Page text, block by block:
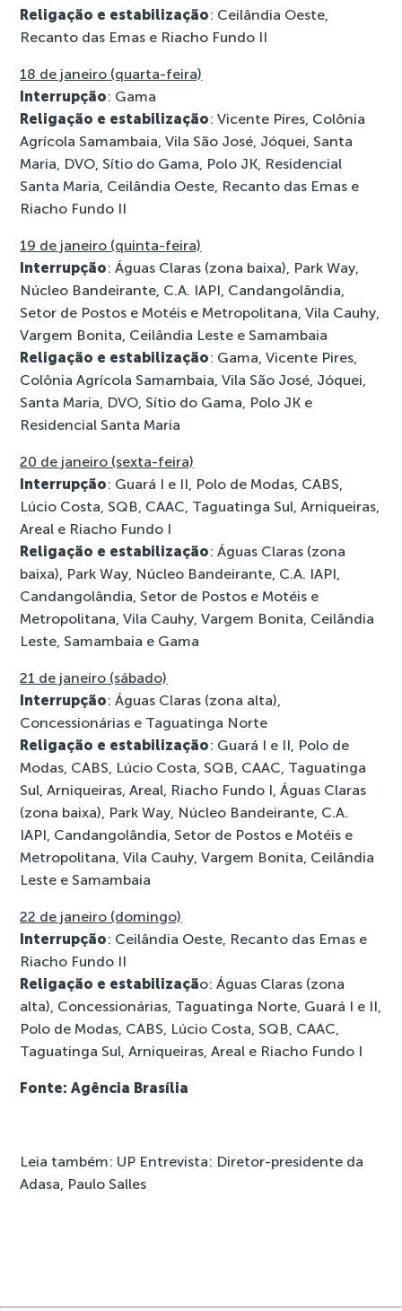
Religação e estabilização: Ceilândia Oeste,
Recanto das Emas e Riacho Fundo II
18 de janeiro (quarta-feira)
Interrupção: Gama
Religação e estabilização: Vicente Pires, Colônia
Agrícola Samambaia, Vila São José, Jóquei, Santa
Maria, DVO, Sítio do Gama, Polo JK, Residencial
Santa Maria, Ceilândia Oeste, Recanto das Emas e
Riacho Fundo II
19 de janeiro (quinta-feira)
Interrupção: Águas Claras (zona baixa), Park Way,
Núcleo Bandeirante, C.A. IAPI, Candangolândia,
Setor de Postos e Motéis e Metropolitana, Vila Cauhy,
Vargem Bonita, Ceilândia Leste e Samambaia
Religação e estabilização: Gama, Vicente Pires,
Colônia Agrícola Samambaia, Vila São José, Jóquei,
Santa Maria, DVO, Sítio do Gama, Polo JK e
Residencial Santa Maria
20 de janeiro (sexta-feira)
Interrupção: Guará I e II, Polo de Modas, CABS,
Lúcio Costa, SQB, CAAC, Taguatinga Sul, Arniqueiras,
Areal e Riacho Fundo I
Religação e estabilização: Águas Claras (zona
baixa), Park Way, Núcleo Bandeirante, C.A. IAPI,
Candangolândia, Setor de Postos e Motéis e
Metropolitana, Vila Cauhy, Vargem Bonita, Ceilândia
Leste, Samambaia e Gama
21 de janeiro (sábado)
Interrupção: Águas Claras (zona alta),
Concessionárias e Taguatinga Norte
Religação e estabilização: Guará I e II, Polo de
Modas, CABS, Lúcio Costa, SQB, CAAC, Taguatinga
Sul, Arniqueiras, Areal, Riacho Fundo I, Águas Claras
(zona baixa), Park Way, Núcleo Bandeirante, C.A.
IAPI, Candangolândia, Setor de Postos e Motéis e
Metropolitana, Vila Cauhy, Vargem Bonita, Ceilândia
Leste e Samambaia
22 de janeiro (domingo)
Interrupção: Ceilândia Oeste, Recanto das Emas e
Riacho Fundo II
Religação e estabilização: Águas Claras (zona
alta), Concessionárias, Taguatinga Norte, Guará I e II,
Polo de Modas, CABS, Lúcio Costa, SQB, CAAC,
Taguatinga Sul, Arniqueiras, Areal e Riacho Fundo I
Fonte: Agência Brasília
Leia também: UP Entrevista: Diretor-presidente da
Adasa, Paulo Salles